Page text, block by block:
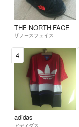
THE NORTH FACE
ザノースフェイス
4
adidas
アディダス